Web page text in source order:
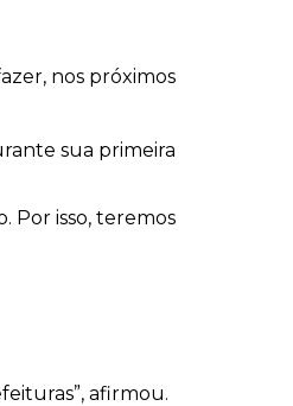
nos próximos
sua primeira
Por isso, teremos
afirmou.